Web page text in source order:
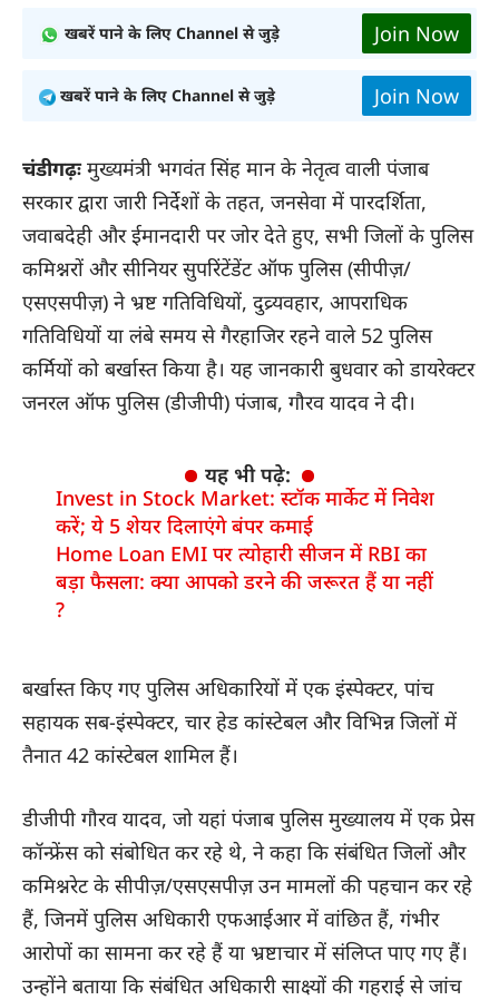
खबरें पाने के लिए Channel से जुड़े Join Now
खबरें पाने के लिए Channel से जुड़े Join Now
चंडीगढ़ःमुख्यमंत्री भगवंत सिंह मान के नेतृत्व वाली पंजाब
सरकार द्वारा जारी निर्देशों के तहत, जनसेवा में पारदर्शिता,
जवाबदेही और ईमानदारी पर जोर देते हुए, सभी जिलों के पुलिस
कमिश्नरों और सीनियर सुपरिंटेंडेंट ऑफ पुलिस (सीपीज़/
एसएसपीज़) ने भ्रष्ट गतिविधियों, दुव्र्यवहार, आपराधिक
गतिविधियों या लंबे समय से गैरहाजिर रहने वाले 52 पुलिस
कर्मियों को बर्खास्त किया है। यह जानकारी बुधवार को डायरेक्टर
जनरल ऑफ पुलिस (डीजीपी) पंजाब, गौरव यादव ने दी।
यह भी पढ़े:
Invest in Stock Market: स्टॉक मार्केट में निवेश
करें; ये 5 शेयर दिलाएंगे बंपर कमाई
Home Loan EMI पर त्योहारी सीजन में RBI का
बड़ा फैसला: क्या आपको डरने की जरूरत हैं या नहीं
?
बर्खास्त किए गए पुलिस अधिकारियों में एक इंस्पेक्टर, पांच
सहायक सब-इंस्पेक्टर, चार हेड कांस्टेबल और विभिन्न जिलों में
तैनात 42 कांस्टेबल शामिल हैं।
डीजीपी गौरव यादव, जो यहां पंजाब पुलिस मुख्यालय में एक प्रेस
कॉन्फ्रेंस को संबोधित कर रहे थे, ने कहा कि संबंधित जिलों और
कमिश्नरेट के सीपीज़/एसएसपीज़ उन मामलों की पहचान कर रहे
हैं, जिनमें पुलिस अधिकारी एफआईआर में वांछित हैं, गंभीर
आरोपों का सामना कर रहे हैं या भ्रष्टाचार में संलिप्त पाए गए हैं।
उन्होंने बताया कि संबंधित अधिकारी साक्ष्यों की गहराई से जांच